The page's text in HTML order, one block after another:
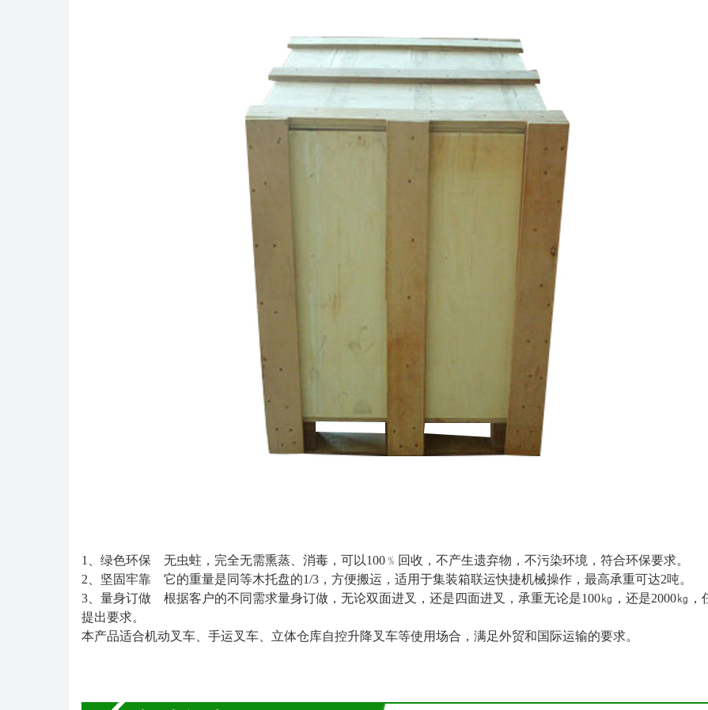
1、绿色环保 无虫蛀，完全无需熏蒸、消毒，可以100﹪回收，不产生遗弃物，不污染环境，符合环保要求。
2、坚固牢靠 它的重量是同等木托盘的1/3，方便搬运，适用于集装箱联运快捷机械操作，最高承重可达2吨。
3、量身订做 根据客户的不同需求量身订做，无论双面进叉，还是四面进叉，承重无论是100㎏，还是2000㎏，
提出要求。
本产品适合机动叉车、手运叉车、立体仓库自控升降叉车等使用场合，满足外贸和国际运输的要求。